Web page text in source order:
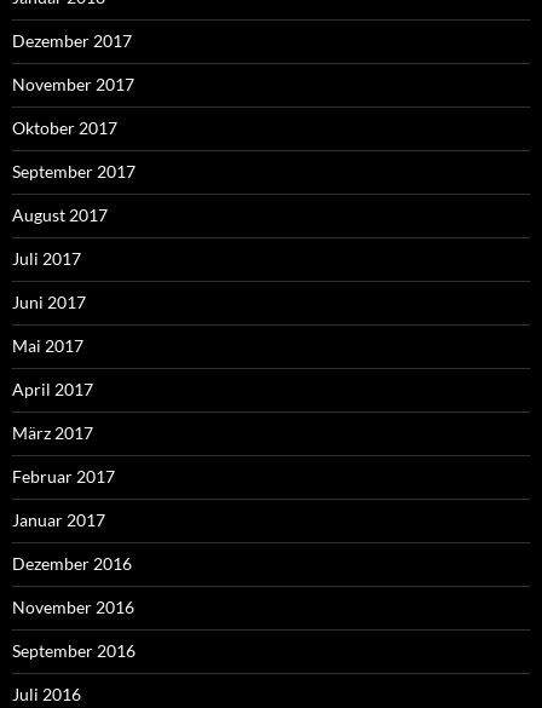
Dezember 2017
November 2017
Oktober 2017
September 2017
August 2017
Juli 2017
Juni 2017
Mai 2017
April 2017
März 2017
Februar 2017
Januar 2017
Dezember 2016
November 2016
September 2016
Juli 2016